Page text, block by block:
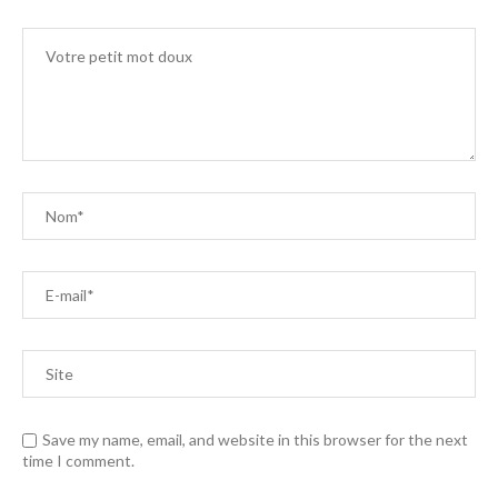
Save my name, email, and website in this browser for the next
time I comment.